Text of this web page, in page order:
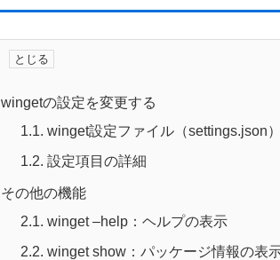
wingetの設定を変更する
1.1. winget設定ファイル（settings.json
1.2. 設定項目の詳細
その他の機能
2.1. winget –help：ヘルプの表示
2.2. winget show：パッケージ情報の表